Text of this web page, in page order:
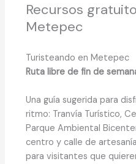
Recursos
Metepec
Turisteando en Metepec
Ruta libre de fin de
Una guía sugerida para
ritmo: Tranvía Turístico,
Parque Ambiental
centro y calle de
para visitantes que